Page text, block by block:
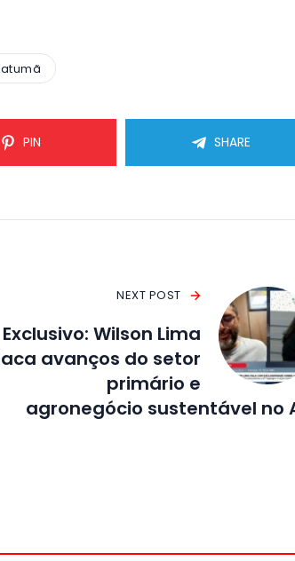
PIN SHARE
NEXT POST
Exclusivo: Wilson Lima
avanços do setor
primário e
agronegócio sustentável no